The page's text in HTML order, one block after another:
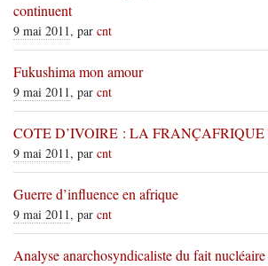
continuent
9 mai 2011, par cnt
Fukushima mon amour
9 mai 2011, par cnt
COTE D’IVOIRE : LA
9 mai 2011, par cnt
Guerre d’influence en afrique
9 mai 2011, par cnt
Analyse anarchosyndicaliste du fait nucléaire